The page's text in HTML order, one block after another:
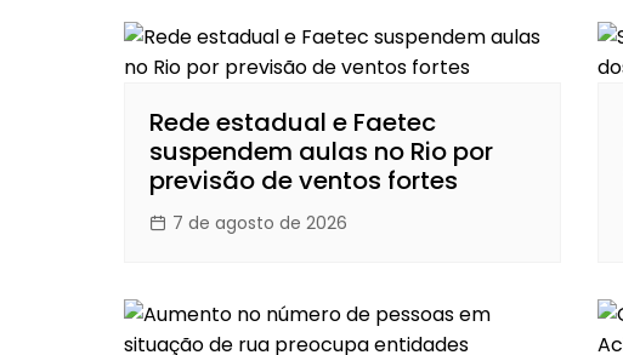
Rede estadual e Faetec
suspendem aulas no Rio por
previsão de ventos fortes
7 de agosto de 2026